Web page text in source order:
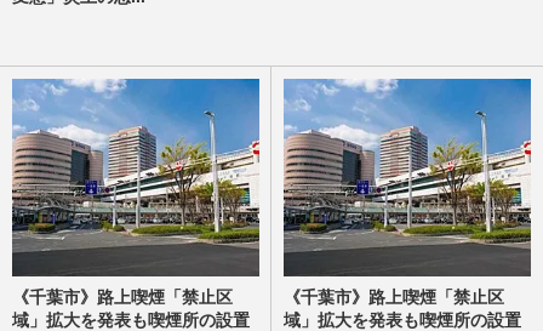
《千葉市》路上喫煙「禁止区
域」拡大を発表も喫煙所の設置
《千葉市》路上喫煙「禁止区
域」拡大を発表も喫煙所の設置